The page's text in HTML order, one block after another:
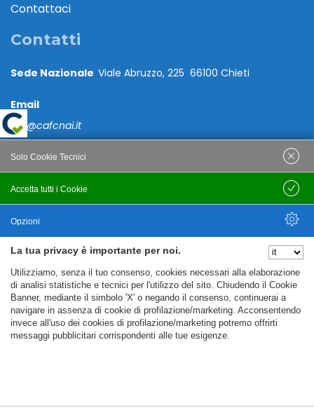
Contattaci
Contatti
Sede Nazionale Viale Abruzzo, 225 66100 Chieti
Email
caf@cafcnai.it
Posta Certificata
PRIVACY
Note Legali
Policy
Cookie Policy
La tua privacy è importante per noi.
Utilizziamo, senza il tuo consenso, cookies necessari alla elaborazione
di analisi statistiche e tecnici per l'utilizzo del sito. Chiudendo il Cookie
Banner, mediante il simbolo 'X' o negando il consenso, continuerai a
navigare in assenza di cookie di profilazione/marketing. Acconsentendo
invece all'uso dei cookies di profilazione/marketing potremo offrirti
messaggi pubblicitari corrispondenti alle tue esigenze.
Accetta tutti i Cookie
Solo Cookie Tecnici
Salva
Opzioni
Nascondi Opzioni